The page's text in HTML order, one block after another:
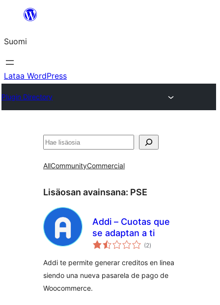
Suomi
Lataa WordPress
Plugin Directory
Etsi
AllCommunityCommercial
Lisäosan avainsana: PSE
Addi – Cuotas que
se adaptan a ti
(2arvosanat
yhteensä
)
Addi te permite generar creditos en linea
siendo una nueva pasarela de pago de
Woocommerce.